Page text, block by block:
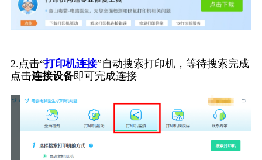
2.点击“打印机连接”自动搜索打印机，等待搜索完成
点击连接设备即可完成连接